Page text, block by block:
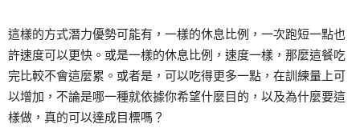
這樣的方式潛力優勢可能有，一樣的休息比例，一次跑短一點也
許速度可以更快。或是一樣的休息比例，速度一樣，那麼這餐吃
完比較不會這麼累。或者是，可以吃得更多一點，在訓練量上可
以增加，不論是哪一種就依據你希望什麼目的，以及為什麼要這
樣做，真的可以達成目標嗎？